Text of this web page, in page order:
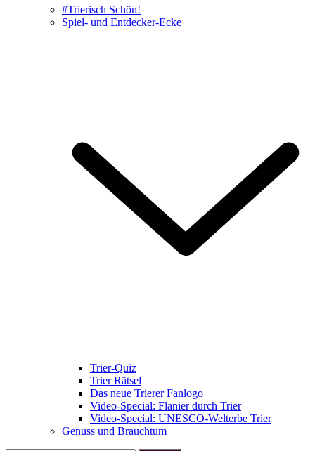
#Trierisch Schön!
Spiel- und Entdecker-Ecke
Trier-Quiz
Trier Rätsel
Das neue Trierer Fanlogo
Video-Special: Flanier durch Trier
Video-Special: UNESCO-Welterbe Trier
Genuss und Brauchtum